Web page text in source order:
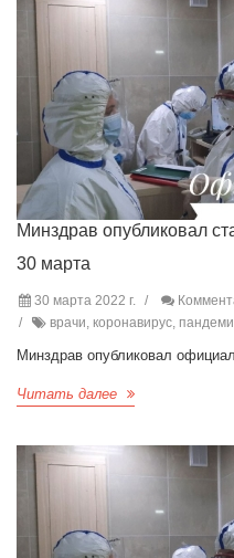
Минздрав опубликовал
30 марта
30 марта 2022 г.
врачи, коронавирус,
Минздрав опубликовал
Читать далее